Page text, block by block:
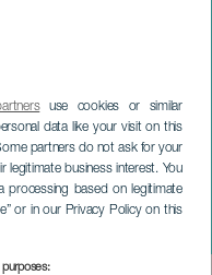
use cookies or similar
data like your visit on this
partners do not ask for your
business interest. You
based on legitimate
or in our Privacy Policy on this